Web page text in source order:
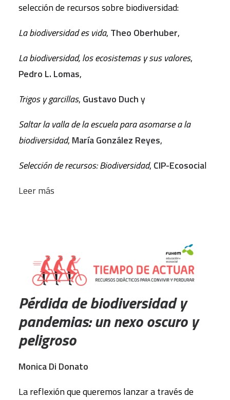
selección de recursos sobre biodiversidad:
La biodiversidad es vida, Theo Oberhuber,
La biodiversidad, los ecosistemas y sus valores,
Pedro L. Lomas,
Trigos y garcillas, Gustavo Duchy
Saltar la valla de la escuela para asomarse a la
biodiversidad, María González Reyes,
Selección de recursos: Biodiversidad, CIP-Ecosocial
Leer más
Pérdida de biodiversidad y
pandemias: un nexo oscuro y
peligroso
Monica Di Donato
La reflexión que queremos lanzar a través de